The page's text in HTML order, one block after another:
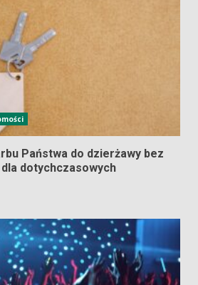
Państwa do dzierżawy bez
dotychczasowych